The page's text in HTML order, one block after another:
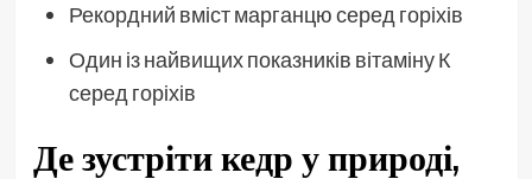
Рекордний вміст марганцю серед горіхів
Один із найвищих показників вітаміну К
серед горіхів
Де зустріти кедр у природі,